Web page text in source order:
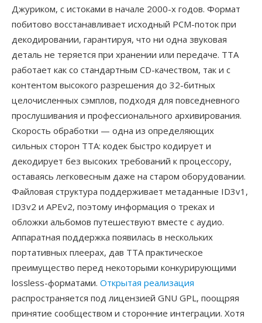
Джуриком, с истоками в начале 2000-х годов. Формат
побитово восстанавливает исходный PCM-поток при
декодировании, гарантируя, что ни одна звуковая
деталь не теряется при хранении или передаче. TTA
работает как со стандартным CD-качеством, так и с
контентом высокого разрешения до 32-битных
целочисленных сэмплов, подходя для повседневного
прослушивания и профессионального архивирования.
Скорость обработки — одна из определяющих
сильных сторон TTA: кодек быстро кодирует и
декодирует без высоких требований к процессору,
оставаясь легковесным даже на старом оборудовании.
Файловая структура поддерживает метаданные ID3v1,
ID3v2 и APEv2, поэтому информация о треках и
обложки альбомов путешествуют вместе с аудио.
Аппаратная поддержка появилась в нескольких
портативных плеерах, дав TTA практическое
преимущество перед некоторыми конкурирующими
lossless-форматами. Открытая реализация
распространяется под лицензией GNU GPL, поощряя
принятие сообществом и сторонние интеграции. Хотя